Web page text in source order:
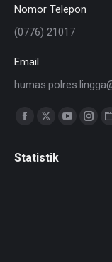
Nomor Telepon
(0776) 21017
Email
Find us on:
Facebook
opens
X
opens
YouTube
Statistik